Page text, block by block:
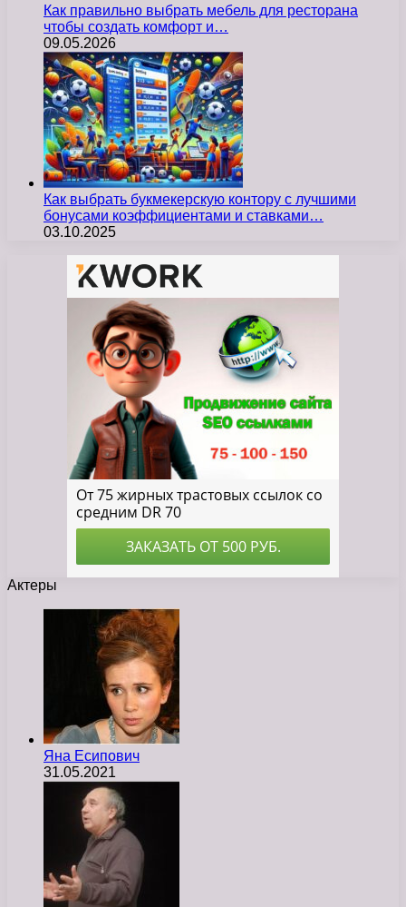
Как правильно выбрать мебель для ресторана
чтобы создать комфорт и…
09.05.2026
Как выбрать букмекерскую контору с лучшими
бонусами коэффициентами и ставками…
03.10.2025
Актеры
Яна Есипович
31.05.2021